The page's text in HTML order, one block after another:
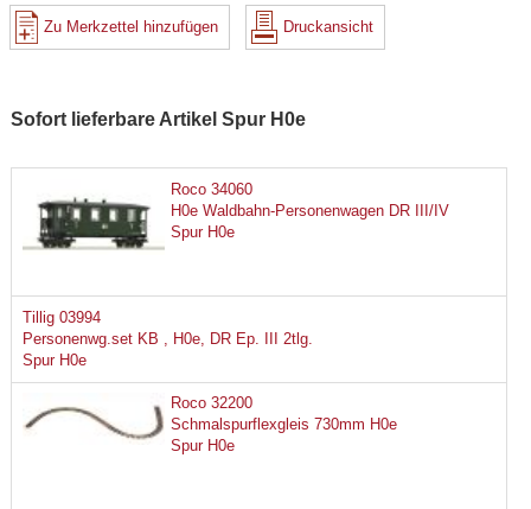
Zu Merkzettel hinzufügen Druckansicht
Sofort lieferbare Artikel Spur H0e
Roco 34060
H0e Waldbahn-Personenwagen DR III/IV
Spur H0e
Tillig 03994
Personenwg.set KB , H0e, DR Ep. III 2tlg.
Spur H0e
Roco 32200
Schmalspurflexgleis 730mm H0e
Spur H0e